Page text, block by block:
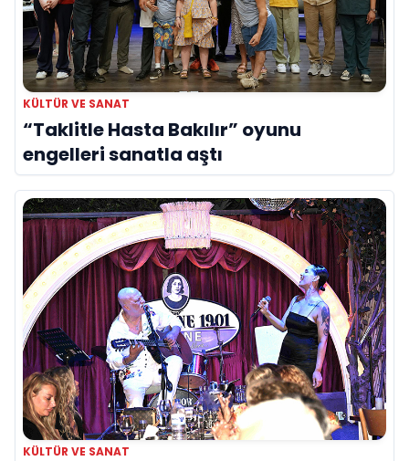
KÜLTÜR VE SANAT
“Taklitle Hasta Bakılır” oyunu
engelleri sanatla aştı
KÜLTÜR VE SANAT